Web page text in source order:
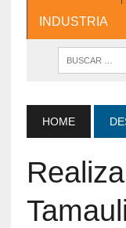
INDUSTRIA
HOME